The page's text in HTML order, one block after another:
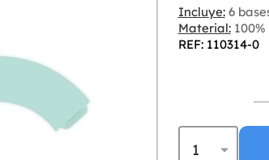
Incluye:6
Material:100%
REF: 110314-0